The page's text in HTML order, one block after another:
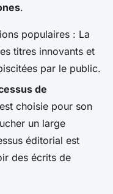
.
populaires : La
titres innovants et
par le public.
de
choisie pour son
un large
éditorial est
des écrits de